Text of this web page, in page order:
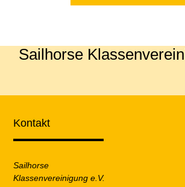
Sailhorse
Kontakt
Sailhorse
Klassenvereinigung e.V.